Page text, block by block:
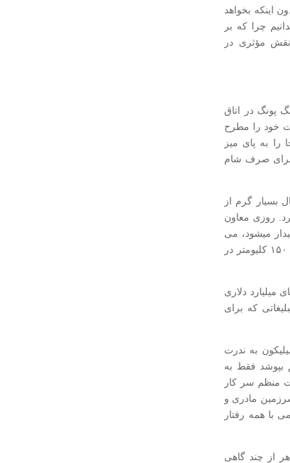
اینکه بخواهد
چرا که بر
نقش مؤثری در
پونگ در اتاق
خود را مطرح
بسیار متبحر، تمام ۱۱ نفر پرسنل آنجا را به پای میز
را برای صرف شام
بسیار گرم از
روزی معاون
میشود، می
بیند که امید پشت فرمان با گوشی موبایل بر گوش و لپ تاپ بر زانو، مشغول رانندگی با سرعت ۱۵۰ کلیومتر در
میلیارد دلاری
که برای
به‌ ندرت
بپوشد فقط به
منظم سر کار
مادری و
با همه رفتار
از چند گاهی